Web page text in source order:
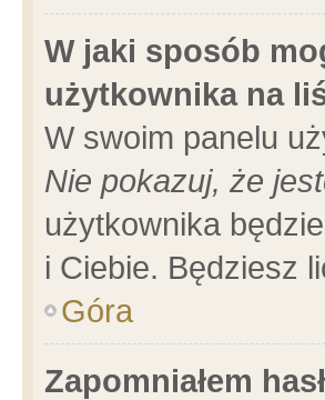
W jaki sposób
użytkownika na
W swoim panelu
Nie pokazuj, że
użytkownika
i Ciebie. Będziesz
Góra
Zapomniałem